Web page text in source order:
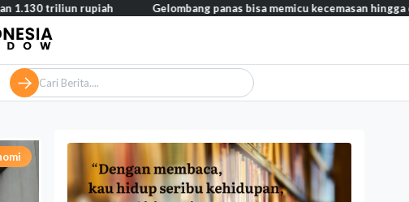
triliun rupiah Gelombang panas bisa memicu kecemasan hingga